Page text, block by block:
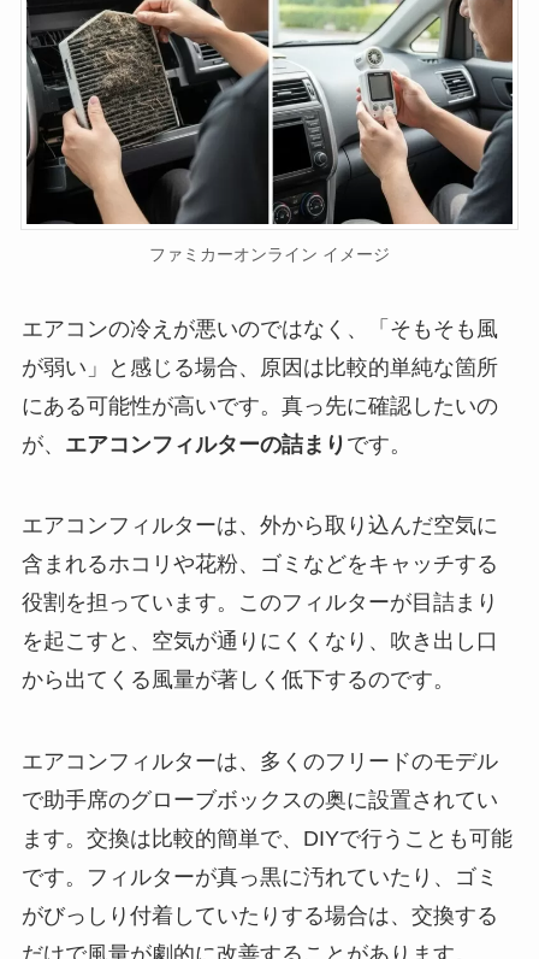
ファミカーオンライン イメージ
エアコンの冷えが悪いのではなく、「そもそも風
が弱い」と感じる場合、原因は比較的単純な箇所
にある可能性が高いです。真っ先に確認したいの
が、 エアコンフィルターの詰まり です。
エアコンフィルターは、外から取り込んだ空気に
含まれるホコリや花粉、ゴミなどをキャッチする
役割を担っています。このフィルターが目詰まり
を起こすと、空気が通りにくくなり、吹き出し口
から出てくる風量が著しく低下するのです。
エアコンフィルターは、多くのフリードのモデル
で助手席のグローブボックスの奥に設置されてい
ます。交換は比較的簡単で、DIYで行うことも可能
です。フィルターが真っ黒に汚れていたり、ゴミ
がびっしり付着していたりする場合は、交換する